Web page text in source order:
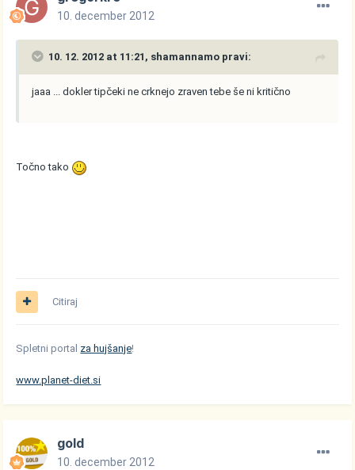
10. december 2012
10. 12. 2012 at 11:21, shamannamo pravi:
jaaa ... dokler tipčeki ne crknejo zraven tebe še ni kritično
Točno tako
Citiraj
Spletni portal za hujšanje!
www.planet-diet.si
gold
10. december 2012